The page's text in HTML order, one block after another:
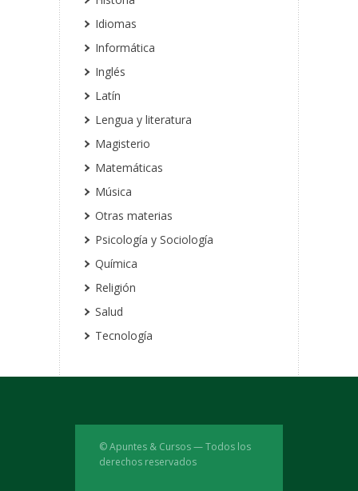
Idiomas
Informática
Inglés
Latín
Lengua y literatura
Magisterio
Matemáticas
Música
Otras materias
Psicología y Sociología
Química
Religión
Salud
Tecnología
© Apuntes & Cursos — Todos los
derechos reservados